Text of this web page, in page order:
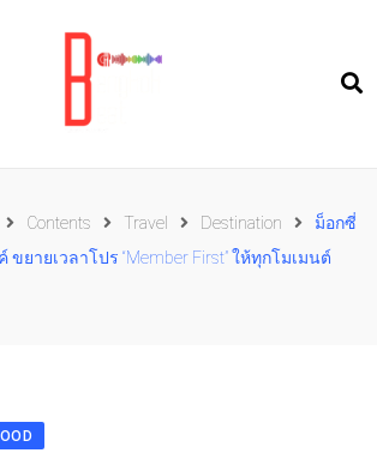
Contents Travel Destination
ม็อกซี่
ยายเวลาโปร “Member First” ให้ทุกโมเมนต์